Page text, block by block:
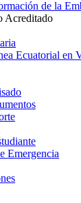
de la
Acreditado
Ecuatorial en
Emergencia